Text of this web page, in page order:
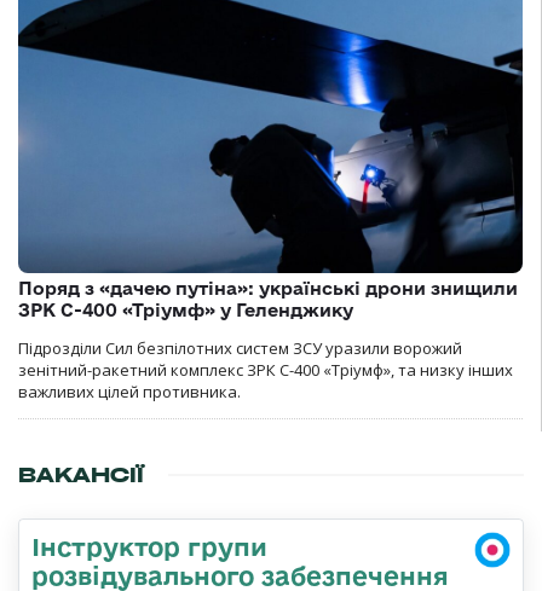
Поряд з «дачею путіна»: українські дрони знищили
ЗРК С-400 «Тріумф» у Геленджику
Підрозділи Сил безпілотних систем ЗСУ уразили ворожий
зенітний-ракетний комплекс ЗРК С-400 «Тріумф», та низку інших
важливих цілей противника.
ВАКАНСІЇ
Інструктор групи
розвідувального забезпечення